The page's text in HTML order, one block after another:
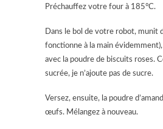
Préchauffez votre four à 185°C.
Dans le bol de votre robot, munit
fonctionne à la main
avec la poudre de biscuits roses.
sucrée, je n’ajoute pas de sucre.
Versez, ensuite, la poudre
œufs. Mélangez à nouveau.